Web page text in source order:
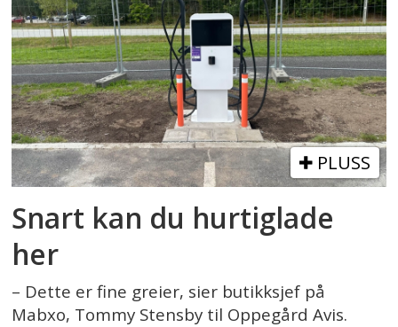
PLUSS
Snart kan du hurtiglade
her
– Dette er fine greier, sier butikksjef på
Mabxo, Tommy Stensby til Oppegård Avis.